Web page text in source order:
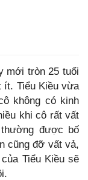
mới tròn 25 tuổi
ít. Tiểu Kiều vừa
không có kinh
khi cô rất vất
được bố
cũng đỡ vất vả,
Tiểu Kiều sẽ